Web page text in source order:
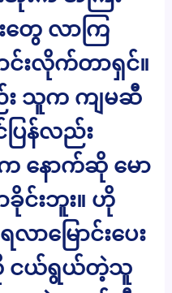
တွေ လာကြ
င်းလိုက်တာရှင်။
သူက ကျမဆီ
ြန်လည်း
နောက်ဆို မော
င်းဘူး။ ဟို
မြောင်းပေး
ငယ်ရွယ်တဲ့သူ